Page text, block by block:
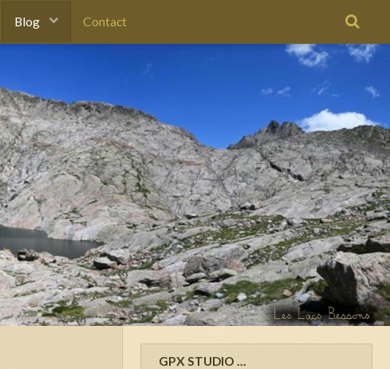
Blog Contact
GPX STUDIO ...